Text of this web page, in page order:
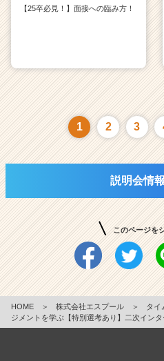
【25卒必見！】面接への臨み方！
1 2 3
説明会情
このページを
HOME ＞ 株式会社エスプール ＞ タイ
ジメントを学ぶ【特別選考あり】二次イン